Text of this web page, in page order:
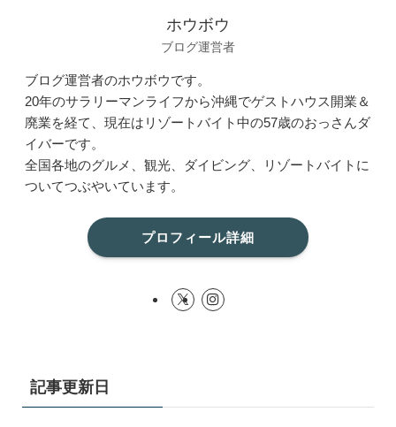
ホウボウ
ブログ運営者
ブログ運営者のホウボウです。
20年のサラリーマンライフから沖縄でゲストハウス開業＆
廃業を経て、現在はリゾートバイト中の57歳のおっさんダ
イバーです。
全国各地のグルメ、観光、ダイビング、リゾートバイトに
ついてつぶやいています。
プロフィール詳細
記事更新日